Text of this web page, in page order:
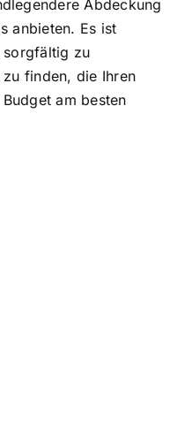
Abdeckung
anbieten. Es ist
sorgfältig zu
finden, die Ihren
am besten